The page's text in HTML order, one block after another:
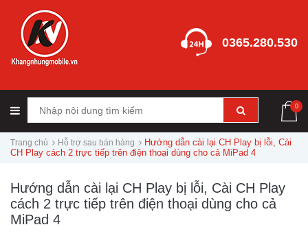
0365.280.530
0
Trang chủ Hỗ trợ sau bán hàng
Hướng dẫn cài lại CH Play bị lỗi, Cài
CH Play cách 2 trực tiếp trên điện thoại dùng cho cả MiPad 4
Hướng dẫn cài lại CH Play bị lỗi, Cài CH Play
cách 2 trực tiếp trên điện thoại dùng cho cả
MiPad 4